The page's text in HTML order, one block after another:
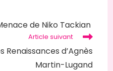
de Niko Tackian
Article suivant
Renaissances d’Agnès
Martin-Lugand